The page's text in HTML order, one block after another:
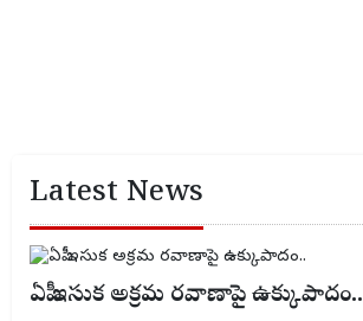
Latest News
ఏపీ ఇసుక అక్రమ రవాణాపై ఉక్కుపాదం..